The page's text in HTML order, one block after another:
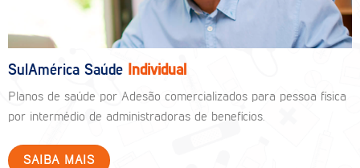
SulAmérica Saúde Individual
Planos de saúde por Adesão comercializados para pessoa física
por intermédio de administradoras de benefícios.
SAIBA MAIS